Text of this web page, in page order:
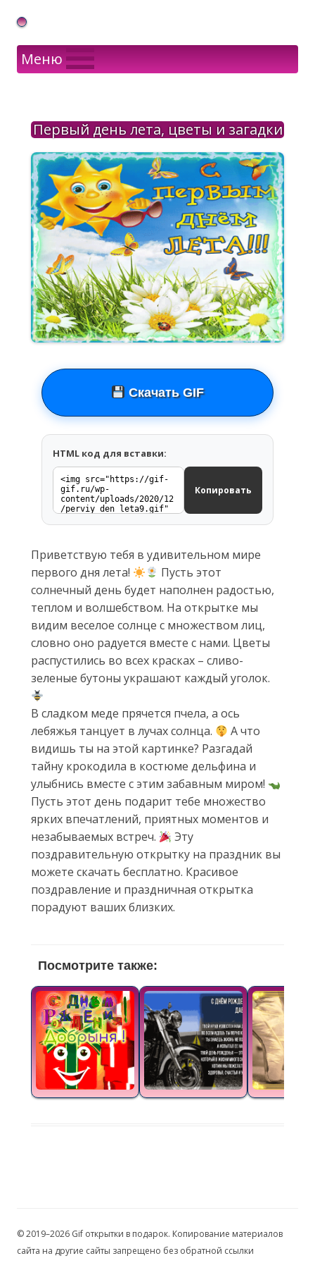
Gif Открытки в подарок
Меню
Первый день лета, цветы и загадки
Скачать GIF
HTML код для вставки:
Копировать
Приветствую тебя в удивительном мире
первого дня лета!
Пусть этот
солнечный день будет наполнен радостью,
теплом и волшебством. На открытке мы
видим веселое солнце с множеством лиц,
словно оно радуется вместе с нами. Цветы
распустились во всех красках – сливо-
зеленые бутоны украшают каждый уголок.
В сладком меде прячется пчела, а ось
лебяжья танцует в лучах солнца.
А что
видишь ты на этой картинке? Разгадай
тайну крокодила в костюме дельфина и
улыбнись вместе с этим забавным миром!
Пусть этот день подарит тебе множество
ярких впечатлений, приятных моментов и
незабываемых встреч.
Эту
поздравительную открытку на праздник вы
можете скачать бесплатно. Красивое
поздравление и праздничная открытка
порадуют ваших близких.
Посмотрите также:
© 2019–2026 Gif открытки в подарок. Копирование материалов
сайта на другие сайты запрещено без обратной ссылки